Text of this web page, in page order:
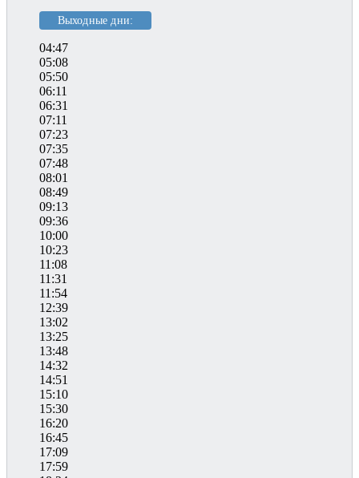
Выходные дни:
04:47
05:08
05:50
06:11
06:31
07:11
07:23
07:35
07:48
08:01
08:49
09:13
09:36
10:00
10:23
11:08
11:31
11:54
12:39
13:02
13:25
13:48
14:32
14:51
15:10
15:30
16:20
16:45
17:09
17:59